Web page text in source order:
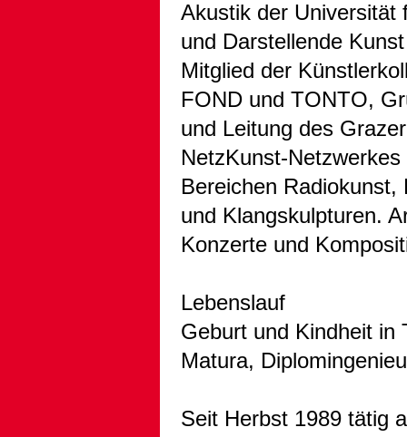
Akustik der Universität
und Darstellende
Mitglied der
FOND und TONTO,
und Leitung des Grazer
NetzKunst-
Bereichen
und Klangskulpturen.
Konzerte und
Lebenslauf
Geburt und Kindheit in
Matura,
Seit Herbst 1989 tätig